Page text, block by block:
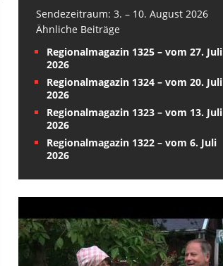
Sendezeitraum: 3. – 10. August 2026
Ähnliche Beiträge
Regionalmagazin 1325 – vom 27. Juli
2026
Regionalmagazin 1324 – vom 20. Juli
2026
Regionalmagazin 1323 – vom 13. Juli
2026
Regionalmagazin 1322 – vom 6. Juli
2026